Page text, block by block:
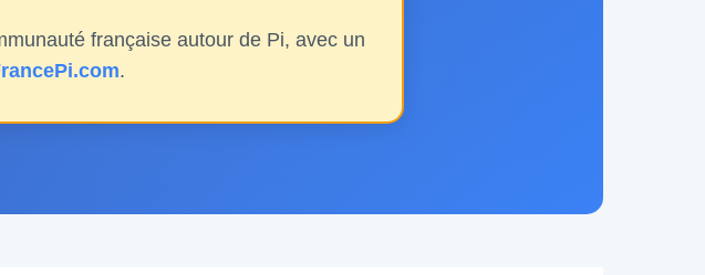
française autour de Pi, avec un
.